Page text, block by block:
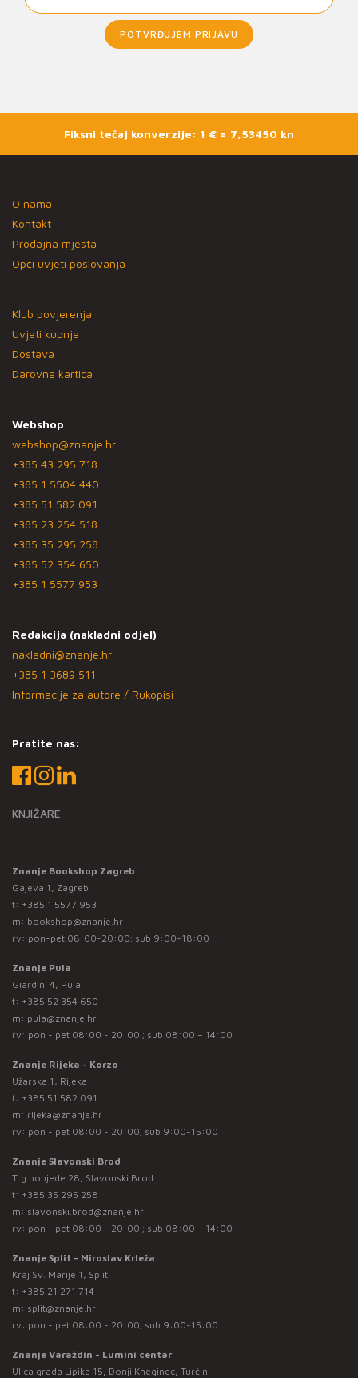
POTVRĐUJEM PRIJAVU
Fiksni tečaj konverzije: 1 € = 7,53450 kn
O nama
Kontakt
Prodajna mjesta
Opći uvjeti poslovanja
Klub povjerenja
Uvjeti kupnje
Dostava
Darovna kartica
Webshop
webshop@znanje.hr
+385 43 295 718
+385 1 5504 440
+385 51 582 091
+385 23 254 518
+385 35 295 258
+385 52 354 650
+385 1 5577 953
Redakcija (nakladni odjel)
nakladni@znanje.hr
+385 1 3689 511
Informacije za autore / Rukopisi
Pratite nas:
KNJIŽARE
Znanje Bookshop Zagreb
Gajeva 1, Zagreb
t: +385 1 5577 953
m: bookshop@znanje.hr
rv: pon-pet 08:00-20:00; sub 9:00-18:00
Znanje Pula
Giardini 4, Pula
t: +385 52 354 650
m: pula@znanje.hr
rv: pon - pet 08:00 - 20:00 ; sub 08:00 – 14:00
Znanje Rijeka - Korzo
Užarska 1, Rijeka
t: +385 51 582 091
m: rijeka@znanje.hr
rv: pon - pet 08:00 - 20:00; sub 9:00-15:00
Znanje Slavonski Brod
Trg pobjede 28, Slavonski Brod
t: +385 35 295 258
m: slavonski.brod@znanje.hr
rv: pon - pet 08:00 - 20:00 ; sub 08:00 – 14:00
Znanje Split - Miroslav Krleža
Kraj Sv. Marije 1, Split
t: +385 21 271 714
m: split@znanje.hr
rv: pon - pet 08:00 - 20:00; sub 9:00-15:00
Znanje Varaždin - Lumini centar
Ulica grada Lipika 15, Donji Kneginec, Turčin